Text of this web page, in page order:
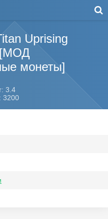
Uprising
[МОД
монеты]
3.4
3200